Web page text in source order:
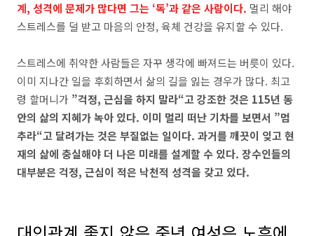
계, 성격에 문제가 많다면 그는 ‘독’과 같은 사람이다. 멀리 해야
스트레스를 덜 받고 마음의 안정, 육체 건강을 유지할 수 있다.
스트레스에 취약한 사람들은 자꾸 생각에 빠져드는 버릇이 있다.
이미 지나간 일을 후회하면서 삶의 길을 잃는 경우가 많다. 최고
령 할머니가 ”걱정, 근심을 하지 말라“고 강조한 것은 115년 동
안의 삶의 지혜가 녹아 있다. 이미 멀리 떠난 기차를 보면서 ”멈
추라“고 달려가는 것은 부질없는 일이다. 과거를 깨끗이 잊고 현
재의 삶에 충실해야 더 나은 미래를 설계할 수 있다. 장수인들의
대부분은 걱정, 근심이 적은 낙천적 성격을 갖고 있다.